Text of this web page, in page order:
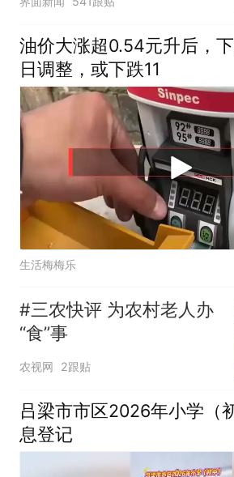
油价大涨超0.54元升后，
日调整，或下跌11
生活梅梅乐
#三农快评 为农村老人办
“食”事
农视网 2跟贴
吕梁市市区2026年小学（
息登记